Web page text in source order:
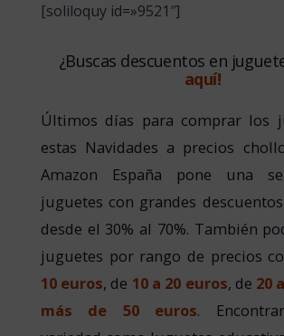
[soliloquy id=»9521″]
¿Buscas descuentos en
aquí!
Últimos días para comprar los
estas Navidades a precios
Amazon España pone una
juguetes con grandes
desde el 30% al 70%. También
juguetes por rango de precios
10 euros, de 10 a 20 euros, de 20
más de 50 euros.